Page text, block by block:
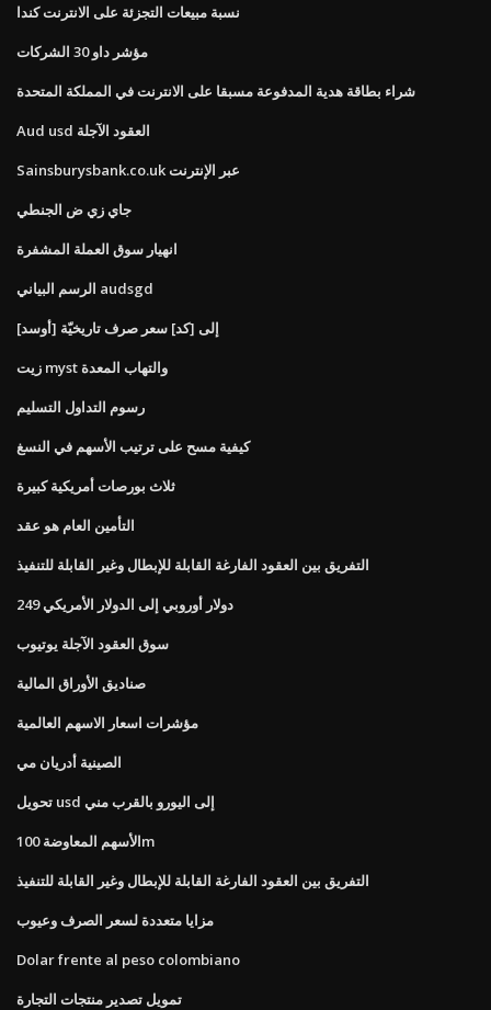
نسبة مبيعات التجزئة على الانترنت كندا
مؤشر داو 30 الشركات
شراء بطاقة هدية المدفوعة مسبقا على الانترنت في المملكة المتحدة
Aud usd العقود الآجلة
Sainsburysbank.co.uk عبر الإنترنت
جاي زي ض الجنطي
انهيار سوق العملة المشفرة
الرسم البياني audsgd
[أوسد] إلى [كد] سعر صرف تاريخيّة
زيت myst والتهاب المعدة
رسوم التداول التسليم
كيفية مسح على ترتيب الأسهم في النسغ
ثلاث بورصات أمريكية كبيرة
التأمين العام هو عقد
التفريق بين العقود الفارغة القابلة للإبطال وغير القابلة للتنفيذ
249 دولار أوروبي إلى الدولار الأمريكي
سوق العقود الآجلة يوتيوب
صناديق الأوراق المالية
مؤشرات اسعار الاسهم العالمية
الصينية أدريان مي
تحويل usd إلى اليورو بالقرب مني
الأسهم المعاوضة 100m
التفريق بين العقود الفارغة القابلة للإبطال وغير القابلة للتنفيذ
مزايا متعددة لسعر الصرف وعيوب
Dolar frente al peso colombiano
تمويل تصدير منتجات التجارة